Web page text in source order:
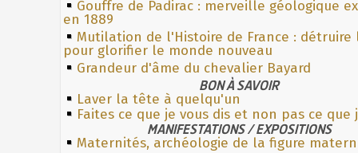
Gouffre de Padirac : merveille géologique
en 1889
Mutilation de l'Histoire de France : détruire
pour glorifier le monde nouveau
Grandeur d'âme du chevalier Bayard
BON À SAVOIR
Laver la tête à quelqu'un
Faites ce que je vous dis et non pas ce que
MANIFESTATIONS / EXPOSITIONS
Maternités, archéologie de la figure